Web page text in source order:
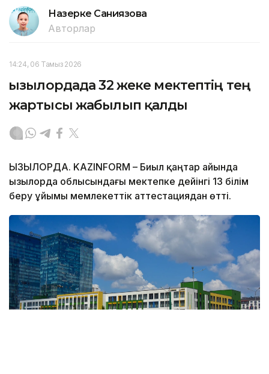
Назерке Саниязова
Авторлар
14:24, 06 Тамыз 2026
Қызылордада 32 жеке мектептің тең
жартысы жабылып қалды
ҚЫЗЫЛОРДА. KAZINFORM – Биыл қаңтар айында
Қызылорда облысындағы мектепке дейінгі 13 білім
беру ұйымы мемлекеттік аттестациядан өтті.